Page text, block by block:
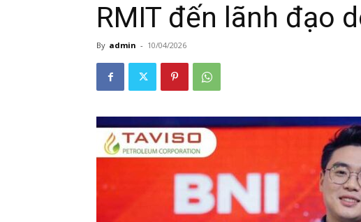
RMIT đến lãnh đạo
By admin - 10/04/2026